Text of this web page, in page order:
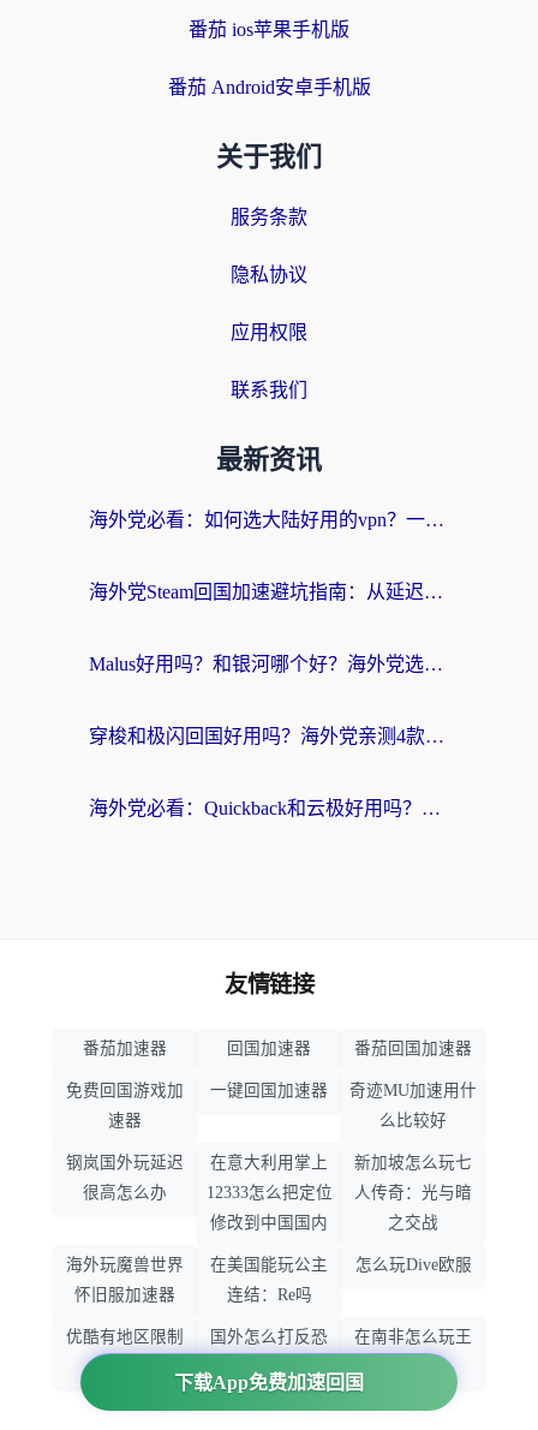
番茄 ios苹果手机版
番茄 Android安卓手机版
关于我们
服务条款
隐私协议
应用权限
联系我们
最新资讯
海外党必看：如何选大陆好用的vpn？一篇解决你的回国访问难题
海外党Steam回国加速避坑指南：从延迟卡顿到无缝畅玩，我踩过的坑和最优解
Malus好用吗？和银河哪个好？海外党选回国加速器的避坑指南（附乌克兰玩国内游戏实测）
穿梭和极闪回国好用吗？海外党亲测4款加速器+1个隐藏宝藏
海外党必看：Quickback和云极好用吗？3招教你选对回国加速器（附PC端VPN实测对比）
下载App免费加速回国
友情链接
番茄加速器 回国加速器 番茄回国加速器
免费回国游戏加
速器
一键回国加速器
奇迹MU加速用什
么比较好
钢岚国外玩延迟
很高怎么办
在意大利用掌上
12333怎么把定位
修改到中国国内
新加坡怎么玩七
人传奇：光与暗
之交战
海外玩魔兽世界
怀旧服加速器
在美国能玩公主
连结：Re吗
怎么玩Dive欧服
优酷有地区限制
国外怎么打反恐
精英：全球攻势
在南非怎么玩王